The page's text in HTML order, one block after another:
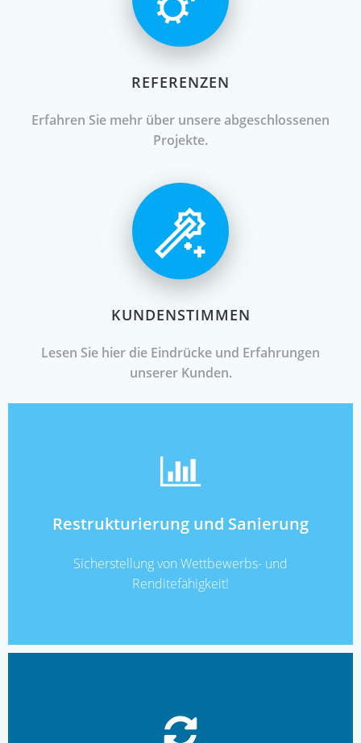
REFERENZEN
Erfahren Sie mehr über unsere abgeschlossenen
Projekte.
KUNDENSTIMMEN
Lesen Sie hier die Eindrücke und Erfahrungen
unserer Kunden.
Restrukturierung und Sanierung
Sicherstellung von Wettbewerbs- und
Renditefähigkeit!
READ MORE